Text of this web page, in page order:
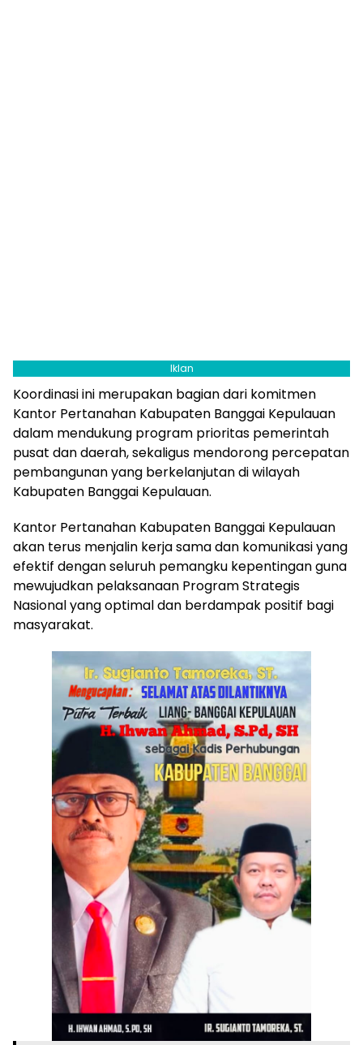
Iklan
Koordinasi ini merupakan bagian dari komitmen
Kantor Pertanahan Kabupaten Banggai Kepulauan
dalam mendukung program prioritas pemerintah
pusat dan daerah, sekaligus mendorong percepatan
pembangunan yang berkelanjutan di wilayah
Kabupaten Banggai Kepulauan.
Kantor Pertanahan Kabupaten Banggai Kepulauan
akan terus menjalin kerja sama dan komunikasi yang
efektif dengan seluruh pemangku kepentingan guna
mewujudkan pelaksanaan Program Strategis
Nasional yang optimal dan berdampak positif bagi
masyarakat.